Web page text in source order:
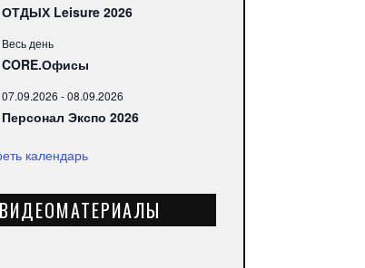
ОТДЫХ Leisure 2026
Весь день
CORE.Офисы
07.09.2026 -08.09.2026
Персонал Экспо 2026
календарь
ВИДЕОМАТЕРИАЛЫ